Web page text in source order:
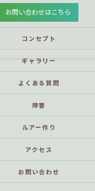
お問い合わせはこちら
コンセプト
ギャラリー
よくある質問
障害
ルアー作り
アクセス
お問い合わせ